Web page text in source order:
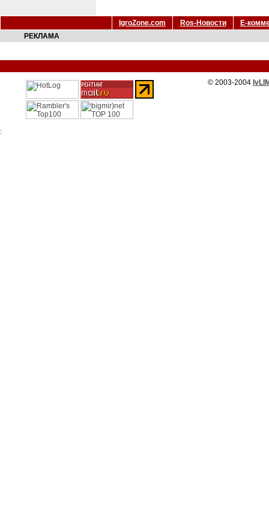
IgroZone.com Ros-Новости
Е-
РЕКЛАМА
© 2003-2004
: